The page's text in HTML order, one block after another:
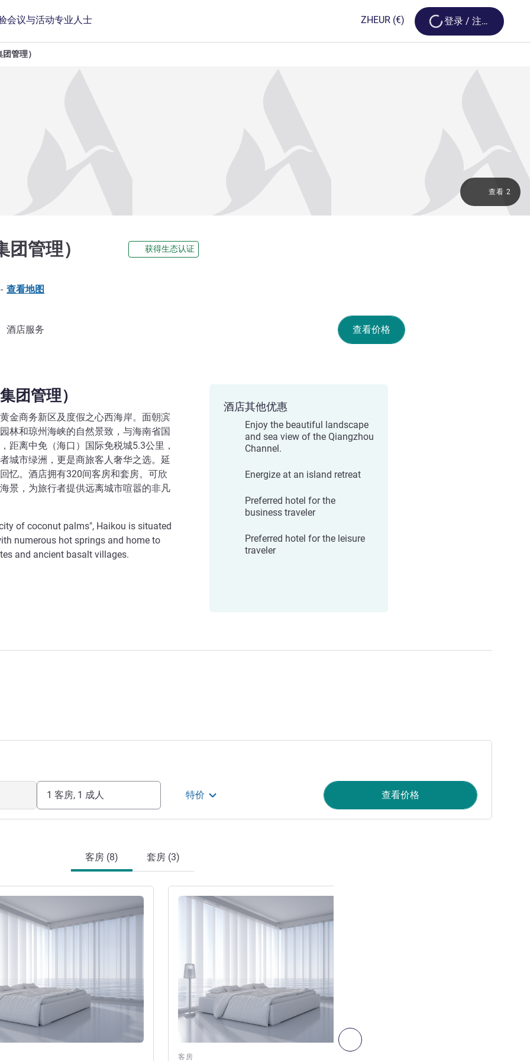
会议与活动专业人士 ZHEUR (€) Loading...
登录 / 注册
管理）
团管理） 获得生态认证
查看 2
- 查看地图
查看价格
酒店服务
团管理）
金商务新区及度假之心西海岸。面朝滨
林和琼州海峡的自然景致，与海南省国
距离中免（海口）国际免税城5.3公里，
城市绿洲，更是商旅客人奢华之选。延
忆。酒店拥有320间客房和套房。可欣
景，为旅行者提供远离城市喧嚣的非凡
of coconut palms", Haikou is situated
numerous hot springs and home to
and ancient basalt villages.
酒店其他优惠
Enjoy the beautiful landscape
and sea view of the Qiangzhou
Channel.
Energize at an island retreat
Preferred hotel for the
business traveler
Preferred hotel for the leisure
traveler
1 客房, 1 成人 特价 查看价格
客房 (8) 套房 (3)
下一个 - 客房
客房
请参阅详情